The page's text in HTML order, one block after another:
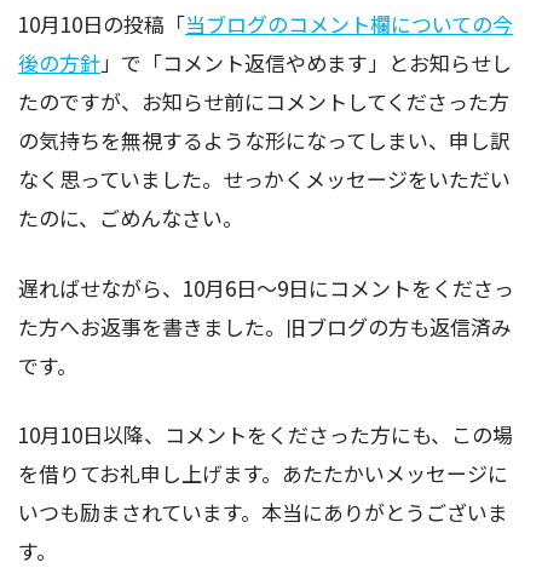
10月10日の投稿「当ブログのコメント欄についての今
後の方針」で「コメント返信やめます」とお知らせし
たのですが、お知らせ前にコメントしてくださった方
の気持ちを無視するような形になってしまい、申し訳
なく思っていました。せっかくメッセージをいただい
たのに、ごめんなさい。
遅ればせながら、10月6日～9日にコメントをくださっ
た方へお返事を書きました。旧ブログの方も返信済み
です。
10月10日以降、コメントをくださった方にも、この場
を借りてお礼申し上げます。あたたかいメッセージに
いつも励まされています。本当にありがとうございま
す。